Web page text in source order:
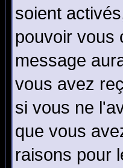
soient
pouvoir vous
message
vous avez
si vous ne
que vous
raisons pour